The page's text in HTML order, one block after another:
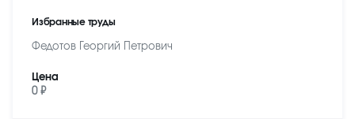
Избранные труды
Федотов Георгий Петрович
Цена
0 ₽